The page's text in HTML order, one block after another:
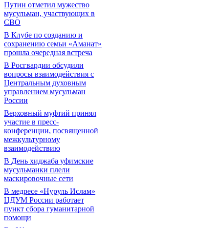
Путин отметил мужество
мусульман, участвующих в
СВО
В Клубе по созданию и
сохранению семьи «Аманат»
прошла очередная встреча
В Росгвардии обсудили
вопросы взаимодействия с
Центральным духовным
управлением мусульман
России
Верховный муфтий принял
участие в пресс-
конференции, посвященной
межкультурному
взаимодействию
В День хиджаба уфимские
мусульманки плели
маскировочные сети
В медресе «Нуруль Ислам»
ЦДУМ России работает
пункт сбора гуманитарной
помощи